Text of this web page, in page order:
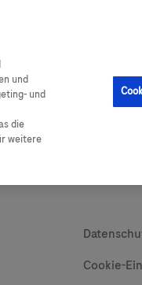
Diabetes
Cookie-
und
und
die
weitere